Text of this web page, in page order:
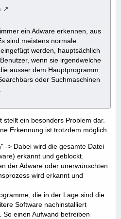
ein Adware erkennen, aus
sind meistens normale
werden, hauptsächlich
wenn sie irgendwelche
ausser dem Hauptprogramm
oder Suchmaschinen
stellt ein besonders Problem dar.
Erkennung ist trotzdem möglich.
-> Dabei wird die gesamte Datei
erkannt und geblockt.
der Adware oder unerwünschten
wird erkannt und
die in der Lage sind die
Software nachinstalliert
einen Aufwand betreiben